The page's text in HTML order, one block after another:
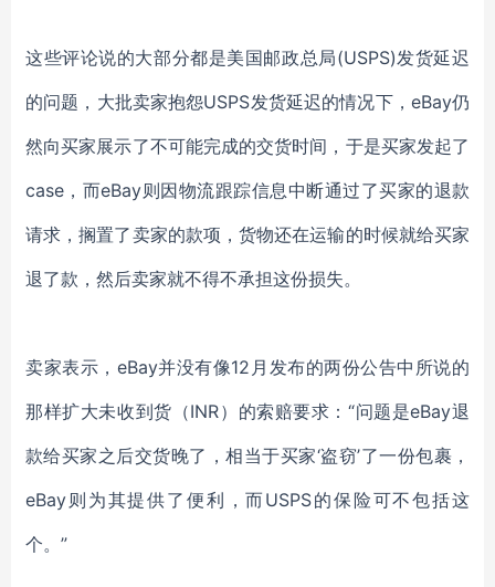
这些评论说的大部分都是美国邮政总局(USPS)发货延迟
的问题， 大批卖家抱怨USPS发货延迟的情况下，eBay仍
然向买家展示了不可能完成的交货时间，于是买家发起了
case，而eBay则因物流跟踪信息中断通过了买家的退款
请求 ，搁置了卖家的款项，货物还在运输的时候就给买家
退了款，然后卖家就不得不承担这份损失。
卖家表示， eBay并没有像12月发布的两份公告中所说的
那样扩大未收到货（INR）的索赔要求：“问题是eBay退
款给买家之后交货晚了，相当于买家‘盗窃’了一份包裹，
eBay则为其提供了便利，而USPS的保险可不包括这
个。”